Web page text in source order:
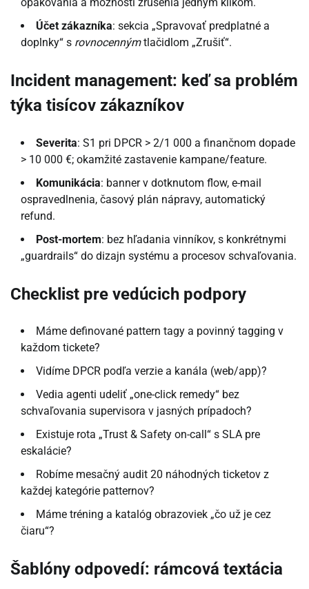
Účet zákazníka: sekcia „Spravovať predplatné a
doplnky“ s rovnocennýmtlačidlom „Zrušiť“.
Incident management: keď sa problém
týka tisícov zákazníkov
Severita: S1 pri DPCR > 2/1 000 a finančnom dopade
> 10 000 €; okamžité zastavenie kampane/feature.
Komunikácia: banner v dotknutom flow, e-mail
ospravedlnenia, časový plán nápravy, automatický
refund.
Post-mortem: bez hľadania vinníkov, s konkrétnymi
„guardrails“ do dizajn systému a procesov schvaľovania.
Checklist pre vedúcich podpory
Máme definované pattern tagy a povinný tagging v
každom tickete?
Vidíme DPCR podľa verzie a kanála (web/app)?
Vedia agenti udeliť „one-click remedy“ bez
schvaľovania supervisora v jasných prípadoch?
Existuje rota „Trust & Safety on-call“ s SLA pre
eskalácie?
Robíme mesačný audit 20 náhodných ticketov z
každej kategórie patternov?
Máme tréning a katalóg obrazoviek „čo už je cez
čiaru“?
Šablóny odpovedí: rámcová textácia